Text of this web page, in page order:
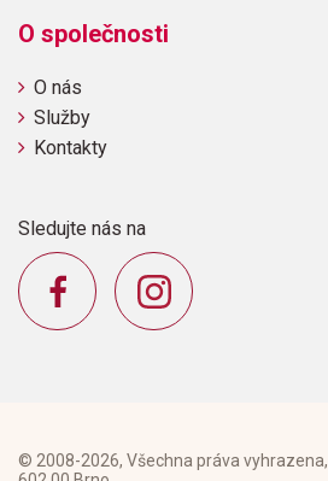
O společnosti
O nás
Služby
Kontakty
Sledujte nás na
© 2008-2026, Všechna práva vyhrazena,